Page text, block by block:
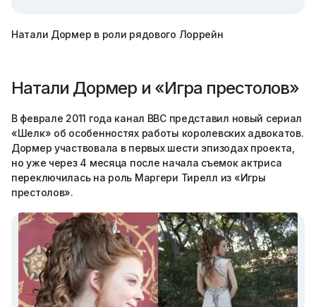
Натали Дормер в роли рядового Лоррейн
Натали Дормер и «Игра престолов»
В феврале 2011 года канал BBC представил новый сериал
«Шелк» об особенностях работы королевских адвокатов.
Дормер участвовала в первых шести эпизодах проекта,
но уже через 4 месяца после начала съемок актриса
переключилась на роль Маргери Тирелл из «Игры
престолов».